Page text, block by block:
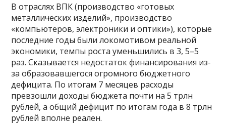
В отраслях ВПК (производство «готовых
металлических изделий», производство
«компьютеров, электроники и оптики»), которые
последние годы были локомотивом реальной
экономики, темпы роста уменьшились в 3, 5–5
раз. Сказывается недостаток финансирования из-
за образовавшегося огромного бюджетного
дефицита. По итогам 7 месяцев расходы
превзошли доходы бюджета почти на 5 трлн
рублей, а общий дефицит по итогам года в 8 трлн
рублей вполне реален.